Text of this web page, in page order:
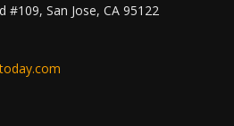
#109, San Jose, CA 95122